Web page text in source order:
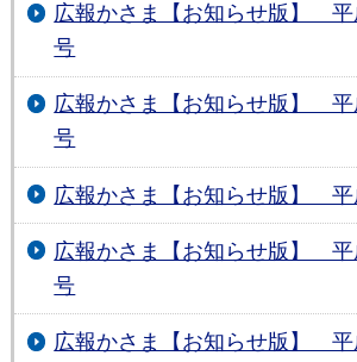
広報かさま【お知らせ版】 平
号
広報かさま【お知らせ版】 平
号
広報かさま【お知らせ版】 平
広報かさま【お知らせ版】 平
号
広報かさま【お知らせ版】 平